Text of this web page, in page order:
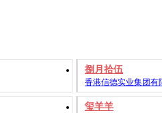
捌月拾伍
香港信德实业集团有
玺羊羊